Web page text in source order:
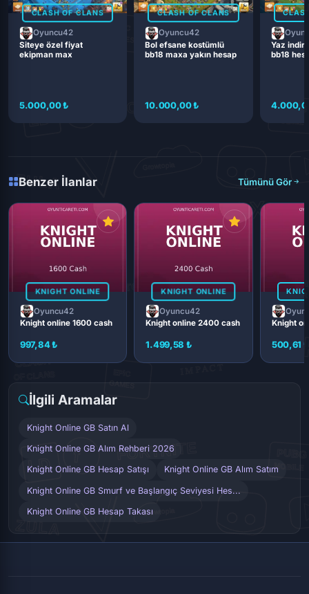
CLASH OF CLANS
Oyuncu42
Siteye özel fiyat
ekipman max
5.000,00 ₺
CLASH OF CLANS
Oyuncu42
Bol efsane kostümlü
bb18 maxa yakın hesap
10.000,00 ₺
Yaz
bb18
Benzer İlanlar Tümünü Gör
KNIGHT ONLINE
Oyuncu42
Knight online 1600 cash
997,84 ₺
KNIGHT ONLINE
Oyuncu42
Knight online 2400 cash
1.499,58 ₺
Knight
500,61 ₺
İlgili Aramalar
Knight Online GB Satın Al
Knight Online GB Alım Rehberi 2026
Knight Online GB Hesap Satışı Knight Online GB Alım Satım
Knight Online GB Smurf ve Başlangıç Seviyesi Hes...
Knight Online GB Hesap Takası